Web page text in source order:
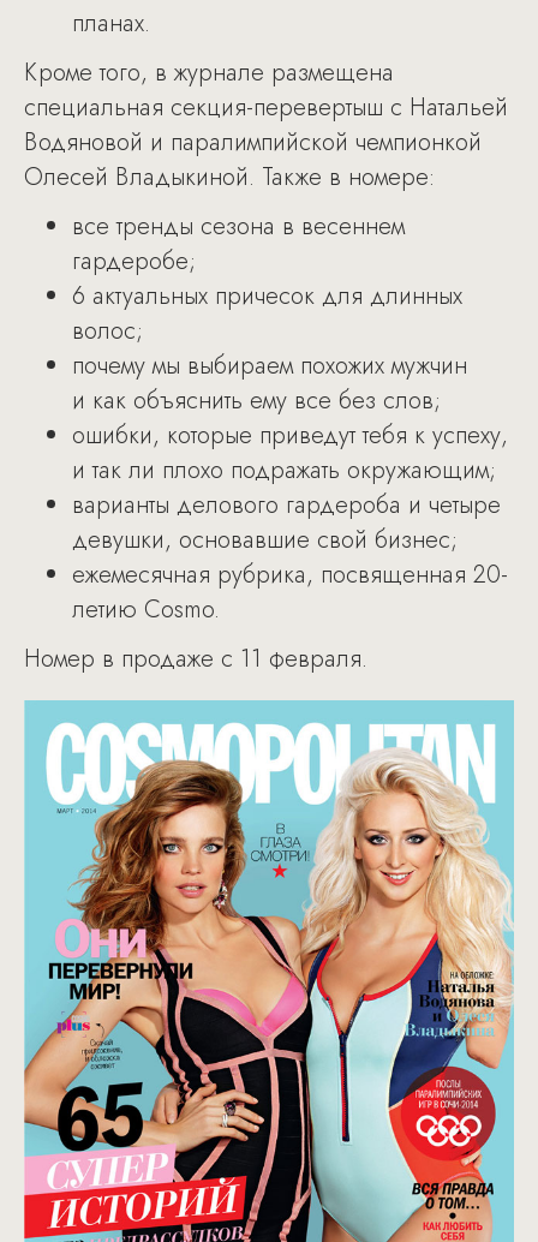
планах.
Кроме того, в журнале размещена
специальная секция-перевертыш с Натальей
Водяновой и паралимпийской чемпионкой
Олесей Владыкиной. Также в номере:
все тренды сезона в весеннем
гардеробе;
6 актуальных причесок для длинных
волос;
почему мы выбираем похожих мужчин
и как объяснить ему все без слов;
ошибки, которые приведут тебя к успеху,
и так ли плохо подражать окружающим;
варианты делового гардероба и четыре
девушки, основавшие свой бизнес;
ежемесячная рубрика, посвященная 20-
летию Cosmo.
Номер в продаже с 11 февраля.